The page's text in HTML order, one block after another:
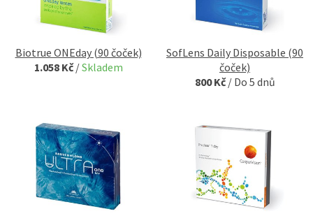
Biotrue ONEday (90 čoček)
1.058 Kč/Skladem
SofLens Daily Disposable (90
čoček)
800 Kč/ Do 5 dnů